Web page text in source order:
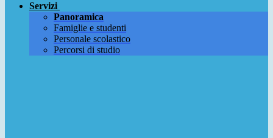
Servizi
Panoramica
Famiglie e studenti
Personale scolastico
Percorsi di studio